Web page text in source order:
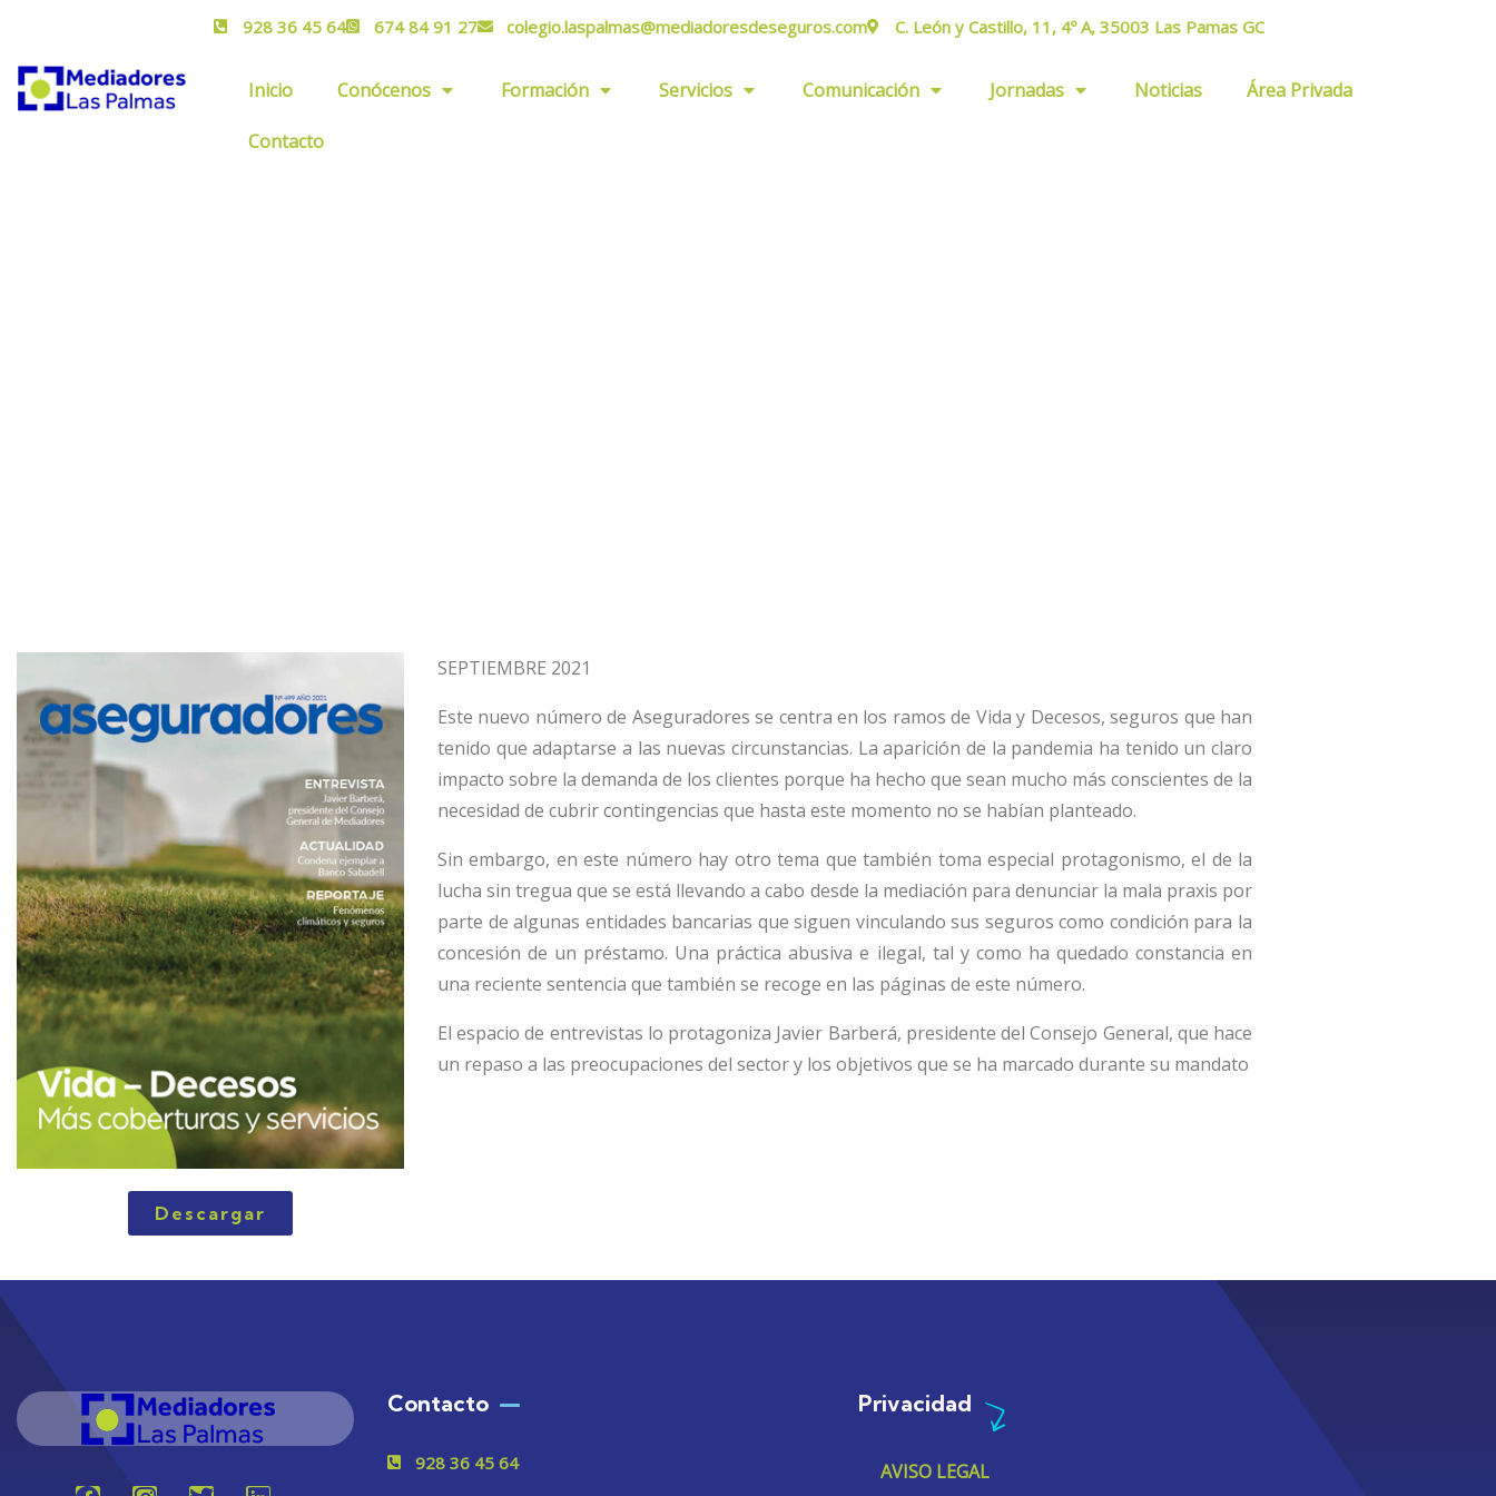
928 36 45 64 674 84 91 27 colegio.laspalmas@mediadoresdeseguros.com C. León y Castillo, 11, 4º A, 35003 Las Pamas GC
Inicio Conócenos Formación Servicios Comunicación Jornadas Noticias Área Privada
Contacto
Descargar
SEPTIEMBRE 2021
Este nuevo número de Aseguradores se centra en los ramos de Vida y Decesos, seguros que han
tenido que adaptarse a las nuevas circunstancias. La aparición de la pandemia ha tenido un claro
impacto sobre la demanda de los clientes porque ha hecho que sean mucho más conscientes de la
necesidad de cubrir contingencias que hasta este momento no se habían planteado.
Sin embargo, en este número hay otro tema que también toma especial protagonismo, el de la
lucha sin tregua que se está llevando a cabo desde la mediación para denunciar la mala praxis por
parte de algunas entidades bancarias que siguen vinculando sus seguros como condición para la
concesión de un préstamo. Una práctica abusiva e ilegal, tal y como ha quedado constancia en
una reciente sentencia que también se recoge en las páginas de este número.
El espacio de entrevistas lo protagoniza Javier Barberá, presidente del Consejo General, que hace
un repaso a las preocupaciones del sector y los objetivos que se ha marcado durante su mandato
Contacto
928 36 45 64
Privacidad
AVISO LEGAL